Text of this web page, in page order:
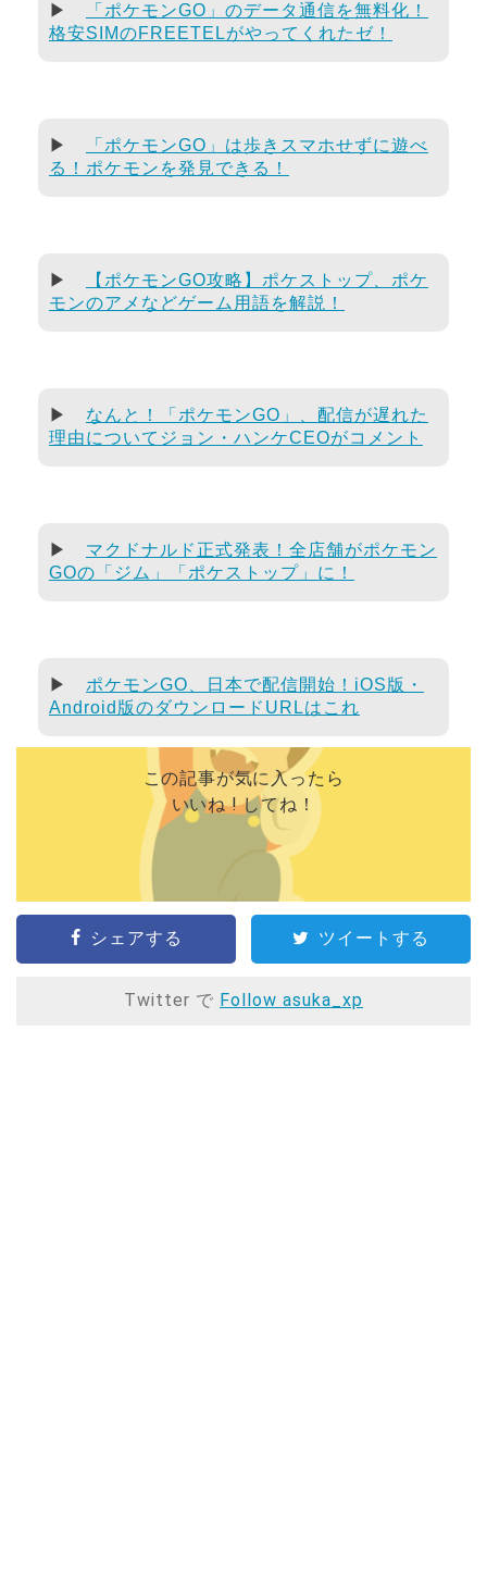
▶
「ポケモンGO」のデータ通信を無料化！
格安SIMのFREETELがやってくれたゼ！
▶
「ポケモンGO」は歩きスマホせずに遊べ
る！ポケモンを発見できる！
▶
【ポケモンGO攻略】ポケストップ、ポケ
モンのアメなどゲーム用語を解説！
▶ なんと！「ポケモンGO」、配信が遅れた
理由についてジョン・ハンケCEOがコメント
▶ マクドナルド正式発表！全店舗がポケモン
GOの「ジム」「ポケストップ」に！
▶ ポケモンGO、日本で配信開始！iOS版・
Android版のダウンロードURLはこれ
この記事が気に入ったら
いいね ! してね！
シェアする ツイートする
Twitter で Follow asuka_xp